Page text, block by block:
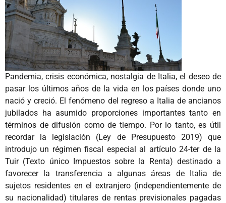
Pandemia, crisis económica, nostalgia de Italia, el deseo de
pasar los últimos años de la vida en los países donde uno
nació y creció. El fenómeno del regreso a Italia de ancianos
jubilados ha asumido proporciones importantes tanto en
términos de difusión como de tiempo. Por lo tanto, es útil
recordar la legislación (Ley de Presupuesto 2019) que
introdujo un régimen fiscal especial al artículo 24-ter de la
Tuir (Texto único Impuestos sobre la Renta) destinado a
favorecer la transferencia a algunas áreas de Italia de
sujetos residentes en el extranjero (independientemente de
su nacionalidad) titulares de rentas previsionales pagadas